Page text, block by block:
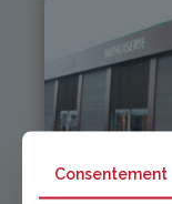
Consentement